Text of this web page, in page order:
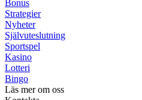
Bonus
Strategier
Nyheter
Självuteslutning
Sportspel
Kasino
Lotteri
Bingo
Läs mer om oss